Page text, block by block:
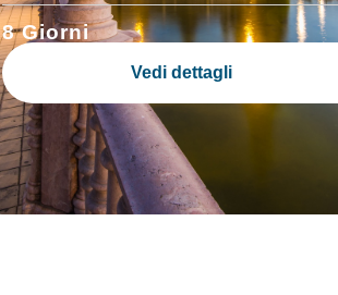
8 Giorni
Vedi dettagli